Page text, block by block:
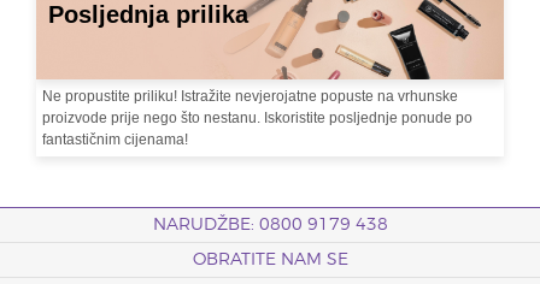
Posljednja prilika
Ne propustite priliku! Istražite nevjerojatne popuste na vrhunske
proizvode prije nego što nestanu. Iskoristite posljednje ponude po
fantastičnim cijenama!
NARUDŽBE: 0800 9179 438
OBRATITE NAM SE